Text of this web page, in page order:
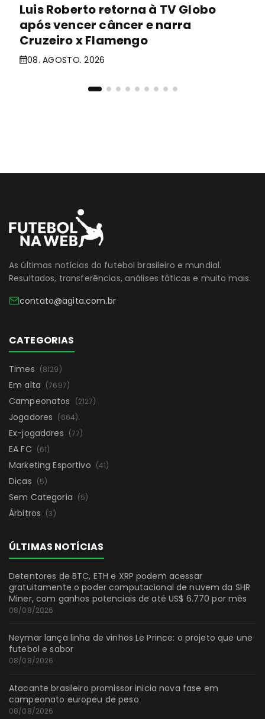
Luis Roberto retorna à TV Globo
após vencer câncer e narra
Cruzeiro x Flamengo
08. AGOSTO. 2026
As últimas notícias do futebol brasileiro e mundial.
Resultados, transferências, análises táticas e muito mais.
contato@agita.com.br
CATEGORIAS
Times (8129)
Em alta (7697)
Campeonatos (2127)
Jogadores (664)
Ex-jogadores (77)
EA FC (61)
Marketing Esportivo (41)
Dicas (5)
Sem Categoria (5)
Árbitros (3)
ÚLTIMAS NOTÍCIAS
Detentores de BTC, ETH e XRP podem acessar
gratuitamente o poder computacional de nuvem da SHR
Miner, com ganhos potenciais de até US$ 6.770 por mês
08/08/2026
Neymar lança linha de vinhos Le Prince: o projeto que une
futebol e sabor
08/08/2026
Atacante brasileiro promissor inicia nova fase em
campeonato europeu de peso
08/08/2026